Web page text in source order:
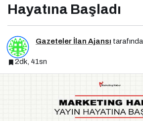
Hayatına Başladı
Gazeteler İlan Ajansı
2dk, 41sn